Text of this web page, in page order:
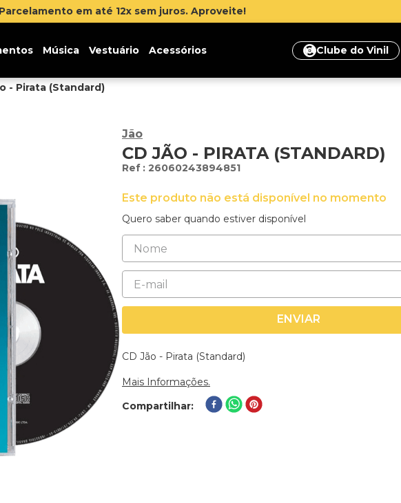
Inscreva-se na newsletter e ganhe 5% de desconto na sua primeira compra
Música Vestuário Acessórios Clube do Vinil
- Pirata (Standard)
Jão
CD JÃO - PIRATA (STANDARD)
: 26060243894851
Este produto não está disponível no momento
Quero saber quando estiver disponível
ENVIAR
CD Jão - Pirata (Standard)
Mais Informações.
Compartilhar